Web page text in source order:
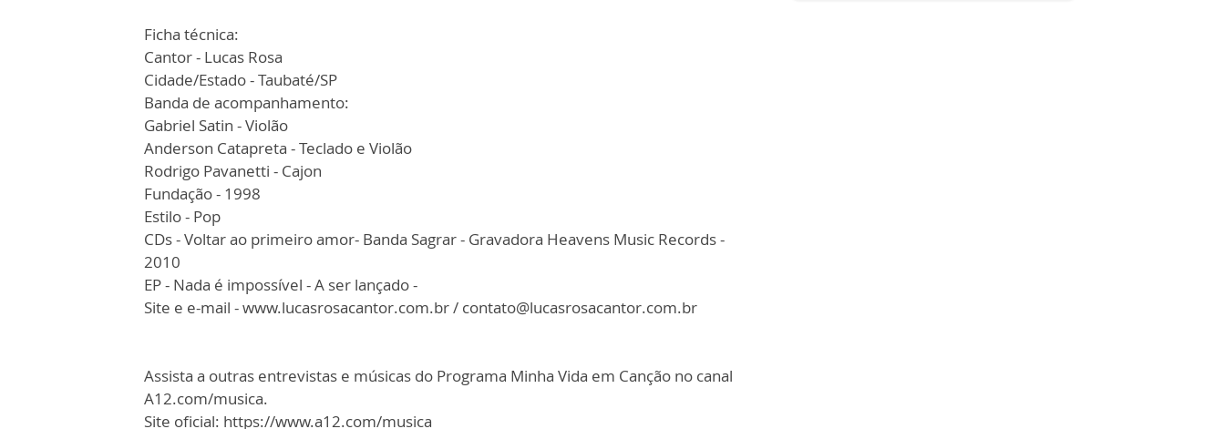
Ficha técnica:
Cantor - Lucas Rosa
Cidade/Estado - Taubaté/SP
Banda de acompanhamento:
Gabriel Satin - Violão
Anderson Catapreta - Teclado e Violão
Rodrigo Pavanetti - Cajon
Fundação - 1998
Estilo - Pop
CDs - Voltar ao primeiro amor- Banda Sagrar - Gravadora Heavens Music Records -
2010
EP - Nada é impossível - A ser lançado -
Site e e-mail - www.lucasrosacantor.com.br / contato@lucasrosacantor.com.br
Assista a outras entrevistas e músicas do Programa Minha Vida em Canção no canal
A12.com/musica.
Site oficial: https://www.a12.com/musica